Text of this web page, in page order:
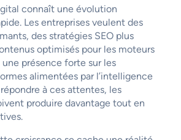
connaît une évolution
Les entreprises veulent des
des stratégies SEO plus
optimisés pour les moteurs
présence forte sur les
alimentées par l’intelligence
à ces attentes, les
produire davantage tout en